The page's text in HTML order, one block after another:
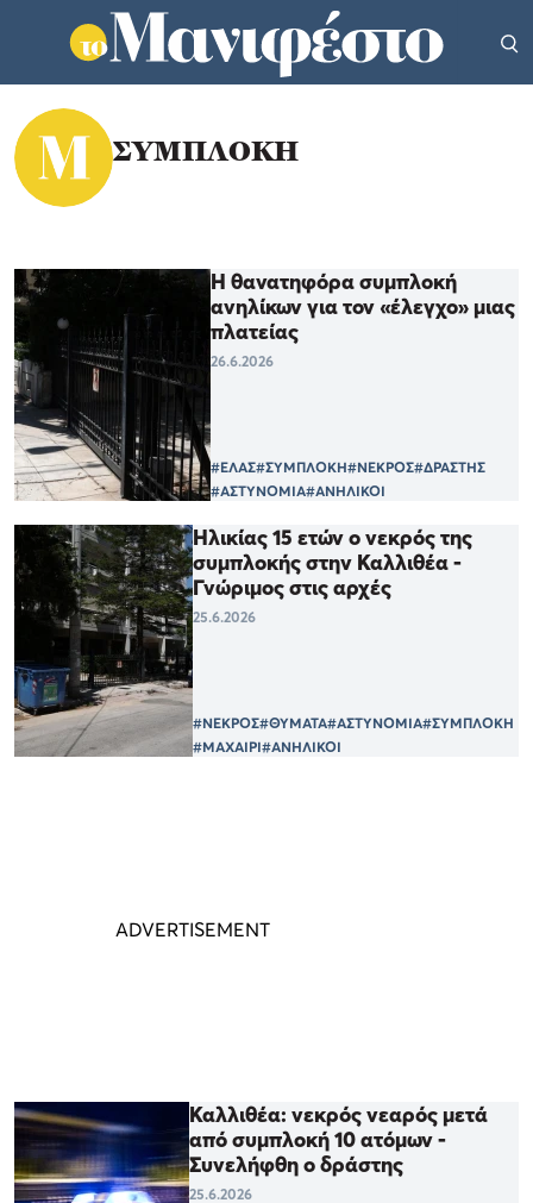
ΣΥΜΠΛΟΚΗ
Η θανατηφόρα συμπλοκή
ανηλίκων για τον «έλεγχο» μιας
πλατείας
26.6.2026
#ΕΛΑΣ#ΣΥΜΠΛΟΚΗ#ΝΕΚΡΟΣ#ΔΡΑΣΤΗΣ
#ΑΣΤΥΝΟΜΙΑ#ΑΝΗΛΙΚΟΙ
Ηλικίας 15 ετών ο νεκρός της
συμπλοκής στην Καλλιθέα -
Γνώριμος στις αρχές
25.6.2026
#ΝΕΚΡΟΣ#ΘΥΜΑΤΑ#ΑΣΤΥΝΟΜΙΑ#ΣΥΜΠΛΟΚΗ
#ΜΑΧΑΙΡΙ#ΑΝΗΛΙΚΟΙ
Καλλιθέα: νεκρός νεαρός μετά
από συμπλοκή 10 ατόμων -
Συνελήφθη ο δράστης
25.6.2026